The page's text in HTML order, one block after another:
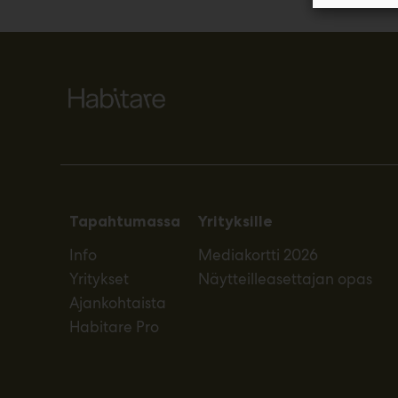
Tapahtumassa
Info
Yritykset
Ajankohtaista
Habitare Pro
Yrityksille
Mediakortti 2026
Näytteilleasettajan opas